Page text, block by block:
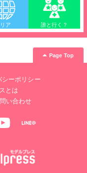
ア 誰と行く？
Page Top
シーポリシー
とは
い合わせ